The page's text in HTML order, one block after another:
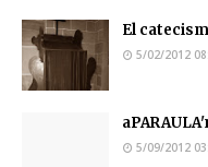
El
5/02/2012
5/09/2012